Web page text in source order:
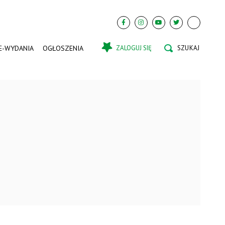
WYDANIA OGŁOSZENIA ZALOGUJ SIĘ